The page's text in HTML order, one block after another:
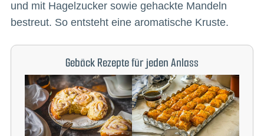
und mit Hagelzucker sowie gehackte Mandeln
bestreut. So entsteht eine aromatische Kruste.
Gebäck Rezepte für jeden Anlass